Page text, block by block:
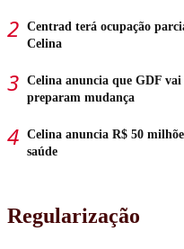
Centrad terá ocupação
Celina
Celina anuncia que GDF
preparam mudança
Celina anuncia R$ 50
saúde
Regularização